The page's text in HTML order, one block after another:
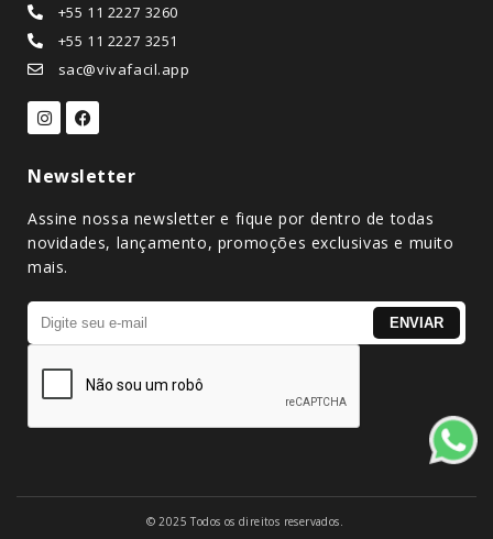
+55 11 2227 3260
+55 11 2227 3251
sac@vivafacil.app
Newsletter
Assine nossa newsletter e fique por dentro de todas
novidades, lançamento, promoções exclusivas e muito
mais.
© 2025 Todos os direitos reservados.